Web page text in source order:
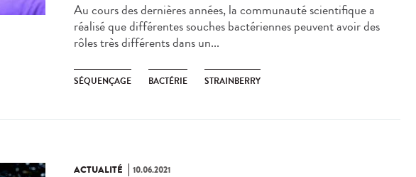
Au cours des dernières années, la communauté scientifique a
réalisé que différentes souches bactériennes peuvent avoir des
rôles très différents dans un...
SÉQUENÇAGE BACTÉRIE STRAINBERRY
ACTUALITÉ 10.06.2021